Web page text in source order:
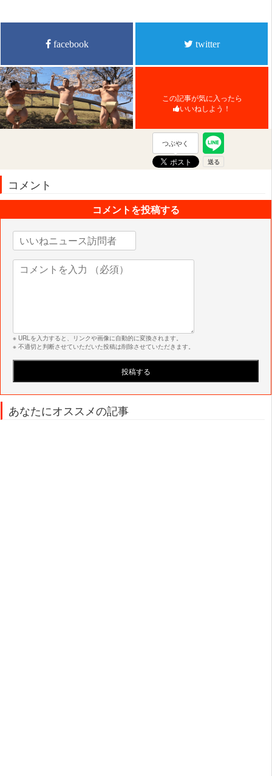
facebook twitter
この記事が気に入ったら
いいねしよう！
つぶやく
コメント
コメントを投稿する
※ URLを入力すると、リンクや画像に自動的に変換されます。
※ 不適切と判断させていただいた投稿は削除させていただきます。
あなたにオススメの記事